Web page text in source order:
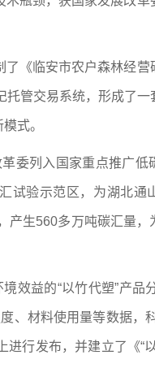
《临安市农户森林经营
管交易系统，形成了一
式。
委列入国家重点推广低
试验示范区，为湖北通
生560多万吨碳汇量，
效益的“以竹代塑”产
、材料使用量等数据，
行发布，并建立了《“